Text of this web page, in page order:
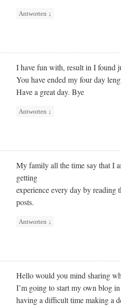
Antworten ↓
I have fun with, result in I found
You have ended my four day
Have a great day. Bye
Antworten ↓
My family all the time say that I
getting
experience every day by reading
posts.
Antworten ↓
Hello would you mind sharing
I’m going to start my own blog
having a difficult time making a